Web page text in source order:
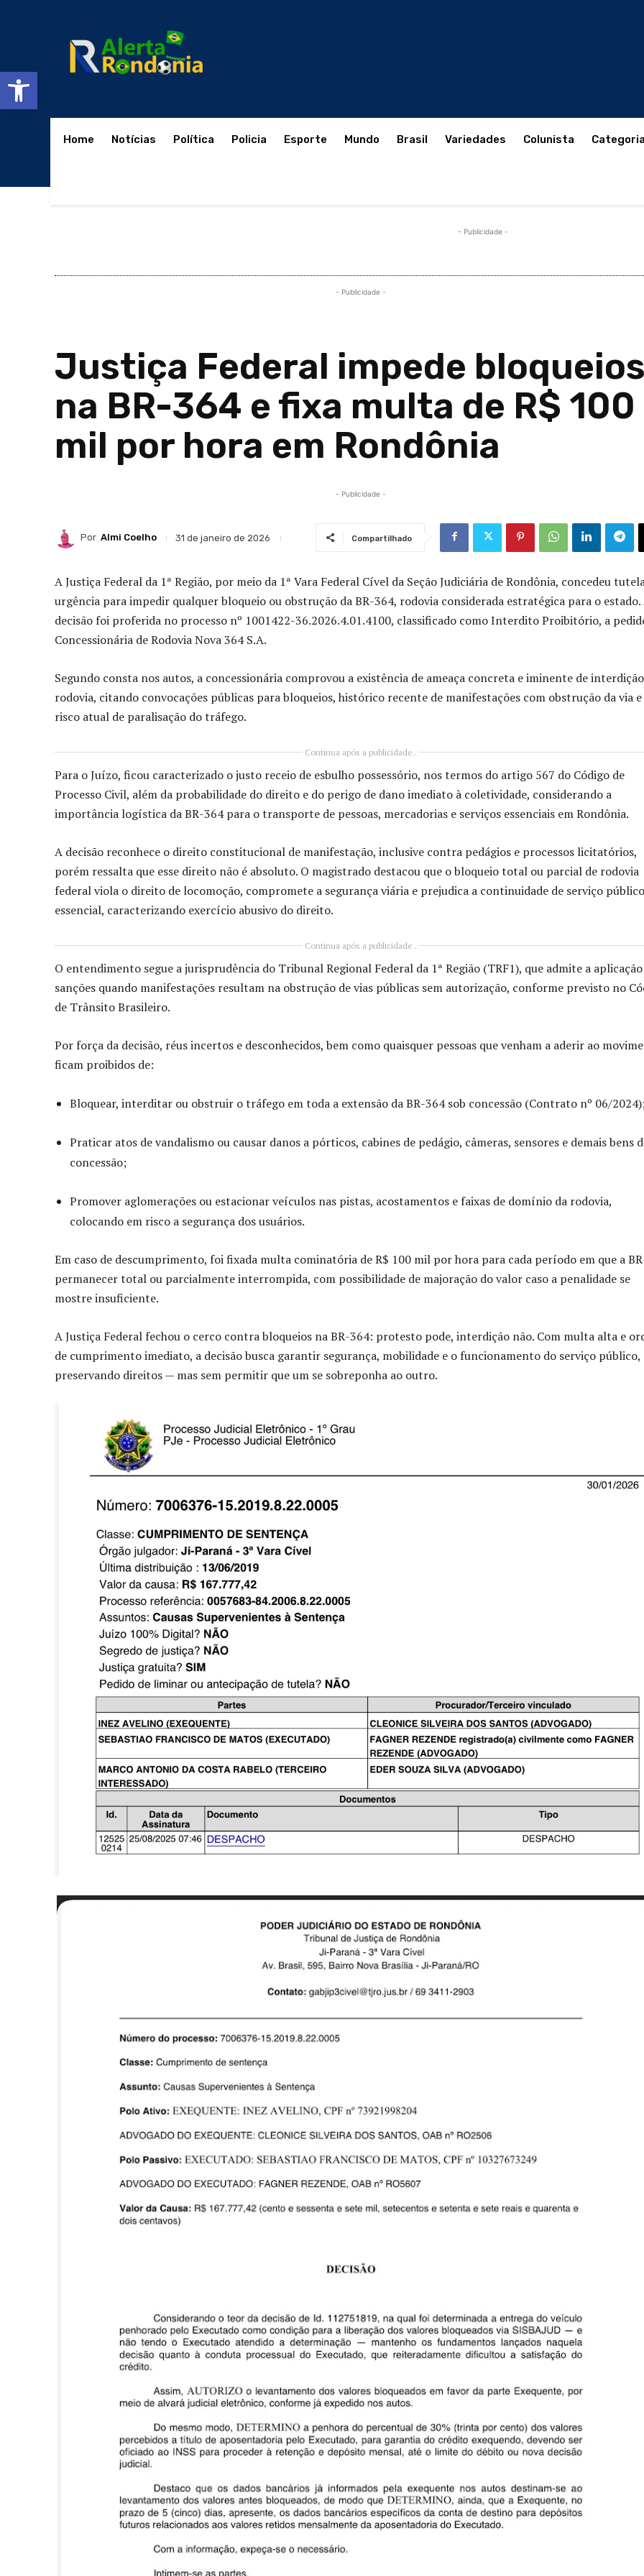
Abrir a barra de ferramentas
Home Notícias Política Policia Esporte Mundo Brasil Variedades Colunista
- Publicidade -
- Publicidade -
Justiça Federal impede
na BR-364 e fixa multa de R$ 100
mil por hora em Rondônia
- Publicidade -
Por Almi Coelho 31 de janeiro de 2026 Compartilhado
A Justiça Federal da 1ª Região, por meio da 1ª Vara Federal Cível da Seção Judiciária de Rondônia, concedeu
urgência para impedir qualquer bloqueio ou obstrução da BR-364, rodovia considerada estratégica para o estado.
decisão foi proferida no processo nº 1001422-36.2026.4.01.4100, classificado como Interdito Proibitório, a
Concessionária de Rodovia Nova 364 S.A.
Segundo consta nos autos, a concessionária comprovou a existência de ameaça concreta e iminente de
rodovia, citando convocações públicas para bloqueios, histórico recente de manifestações com obstrução da via
risco atual de paralisação do tráfego.
Continua após a publicidade..
Para o Juízo, ficou caracterizado o justo receio de esbulho possessório, nos termos do artigo 567 do Código de
Processo Civil, além da probabilidade do direito e do perigo de dano imediato à coletividade, considerando a
importância logística da BR-364 para o transporte de pessoas, mercadorias e serviços essenciais em Rondônia.
A decisão reconhece o direito constitucional de manifestação, inclusive contra pedágios e processos licitatórios,
porém ressalta que esse direito não é absoluto. O magistrado destacou que o bloqueio total ou parcial de rodovia
federal viola o direito de locomoção, compromete a segurança viária e prejudica a continuidade de serviço público
essencial, caracterizando exercício abusivo do direito.
Continua após a publicidade..
O entendimento segue a jurisprudência do Tribunal Regional Federal da 1ª Região (TRF1), que admite a
sanções quando manifestações resultam na obstrução de vias públicas sem autorização, conforme previsto no
de Trânsito Brasileiro.
Por força da decisão, réus incertos e desconhecidos, bem como quaisquer pessoas que venham a aderir ao
ficam proibidos de:
Bloquear, interditar ou obstruir o tráfego em toda a extensão da BR-364 sob concessão (Contrato nº 06/
Praticar atos de vandalismo ou causar danos a pórticos, cabines de pedágio, câmeras, sensores e demais bens
concessão;
Promover aglomerações ou estacionar veículos nas pistas, acostamentos e faixas de domínio da rodovia,
colocando em risco a segurança dos usuários.
Em caso de descumprimento, foi fixada multa cominatória de R$ 100 mil por hora para cada período em que a
permanecer total ou parcialmente interrompida, com possibilidade de majoração do valor caso a penalidade se
mostre insuficiente.
A Justiça Federal fechou o cerco contra bloqueios na BR-364: protesto pode, interdição não. Com multa alta e
de cumprimento imediato, a decisão busca garantir segurança, mobilidade e o funcionamento do serviço público,
preservando direitos — mas sem permitir que um se sobreponha ao outro.